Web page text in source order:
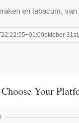
en tabacum,
oktober
Your